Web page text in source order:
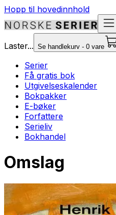
Hopp til hovedinnhold
Laster... Se handlekurv - 0 vare
Serier
Få gratis bok
Utgivelseskalender
Bokpakker
E-bøker
Forfattere
Serieliv
Bokhandel
Omslag